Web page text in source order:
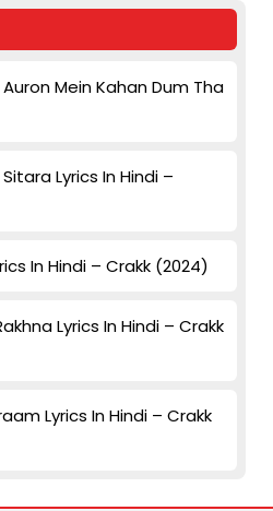
Mein Kahan Dum Tha
Lyrics In Hindi –
In Hindi – Crakk (2024)
Lyrics In Hindi – Crakk
Lyrics In Hindi – Crakk